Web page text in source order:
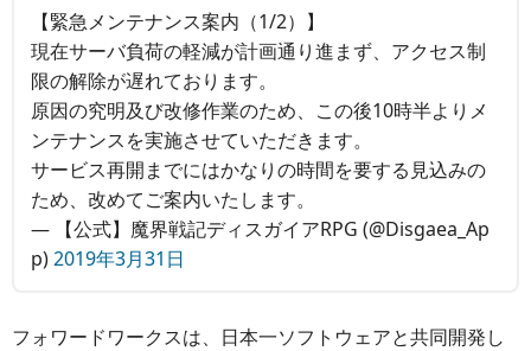
【緊急メンテナンス案内（1/2）】
現在サーバ負荷の軽減が計画通り進まず、アクセス制
限の解除が遅れております。
原因の究明及び改修作業のため、この後10時半よりメ
ンテナンスを実施させていただきます。
サービス再開までにはかなりの時間を要する見込みの
ため、改めてご案内いたします。
— 【公式】魔界戦記ディスガイアRPG (@Disgaea_Ap
p)2019年3月31日
フォワードワークスは、日本一ソフトウェアと共同開発し